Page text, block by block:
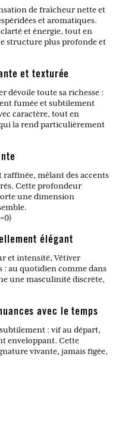
de fraîcheur nette et
et aromatiques.
et énergie, tout en
structure plus profonde et
et texturée
dévoile toute sa richesse :
fumée et subtilement
caractère, tout en
la rend particulièrement
mêlant des accents
Cette profondeur
une dimension
élégant
et intensité, Vétiver
: au quotidien comme dans
une masculinité discrète,
avec le temps
: vif au départ,
enveloppant. Cette
vivante, jamais figée,
équilibrée entre